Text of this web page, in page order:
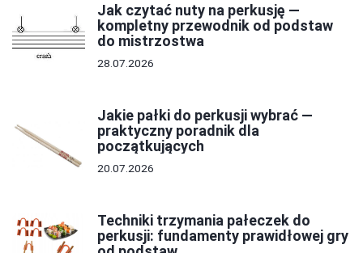
Jak czytać nuty na perkusję —
kompletny przewodnik od podstaw
do mistrzostwa
28.07.2026
Jakie pałki do perkusji wybrać —
praktyczny poradnik dla
początkujących
20.07.2026
Techniki trzymania pałeczek do
perkusji: fundamenty prawidłowej gry